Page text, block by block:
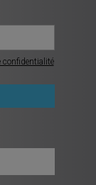
confidentialité